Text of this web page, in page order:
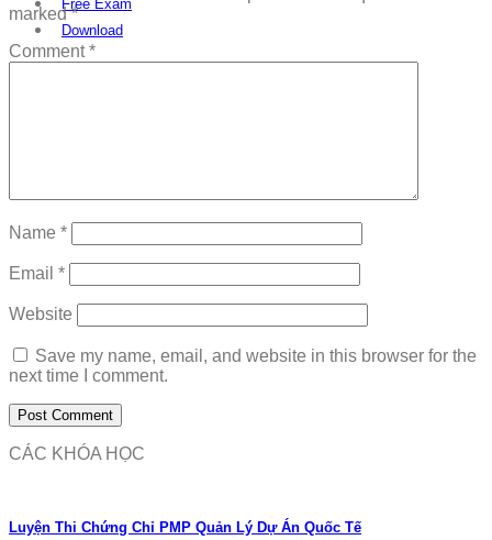
Free Exam
Download
marked*
Comment*
Name *
Email *
Website
Save my name, email, and website in this browser for the
next time I comment.
CÁC KHÓA HỌC
Luyện Thi Chứng Chỉ PMP Quản Lý Dự Án Quốc Tế